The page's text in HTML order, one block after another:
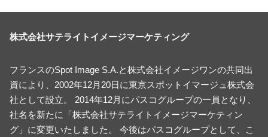
株式会社サテライトイメージマーケティング
フランスのSpot Image S.A.と株式会社イメージワンの共同出
資により、2002年12月20日に東京スポットイマージュ株式会
社として設立。 2014年12月にパスコグループの一員となり、
社名を新たに「株式会社サテライトイメージマーケティン
グ」に変更いたしました。 今後はパスコグループとして、こ